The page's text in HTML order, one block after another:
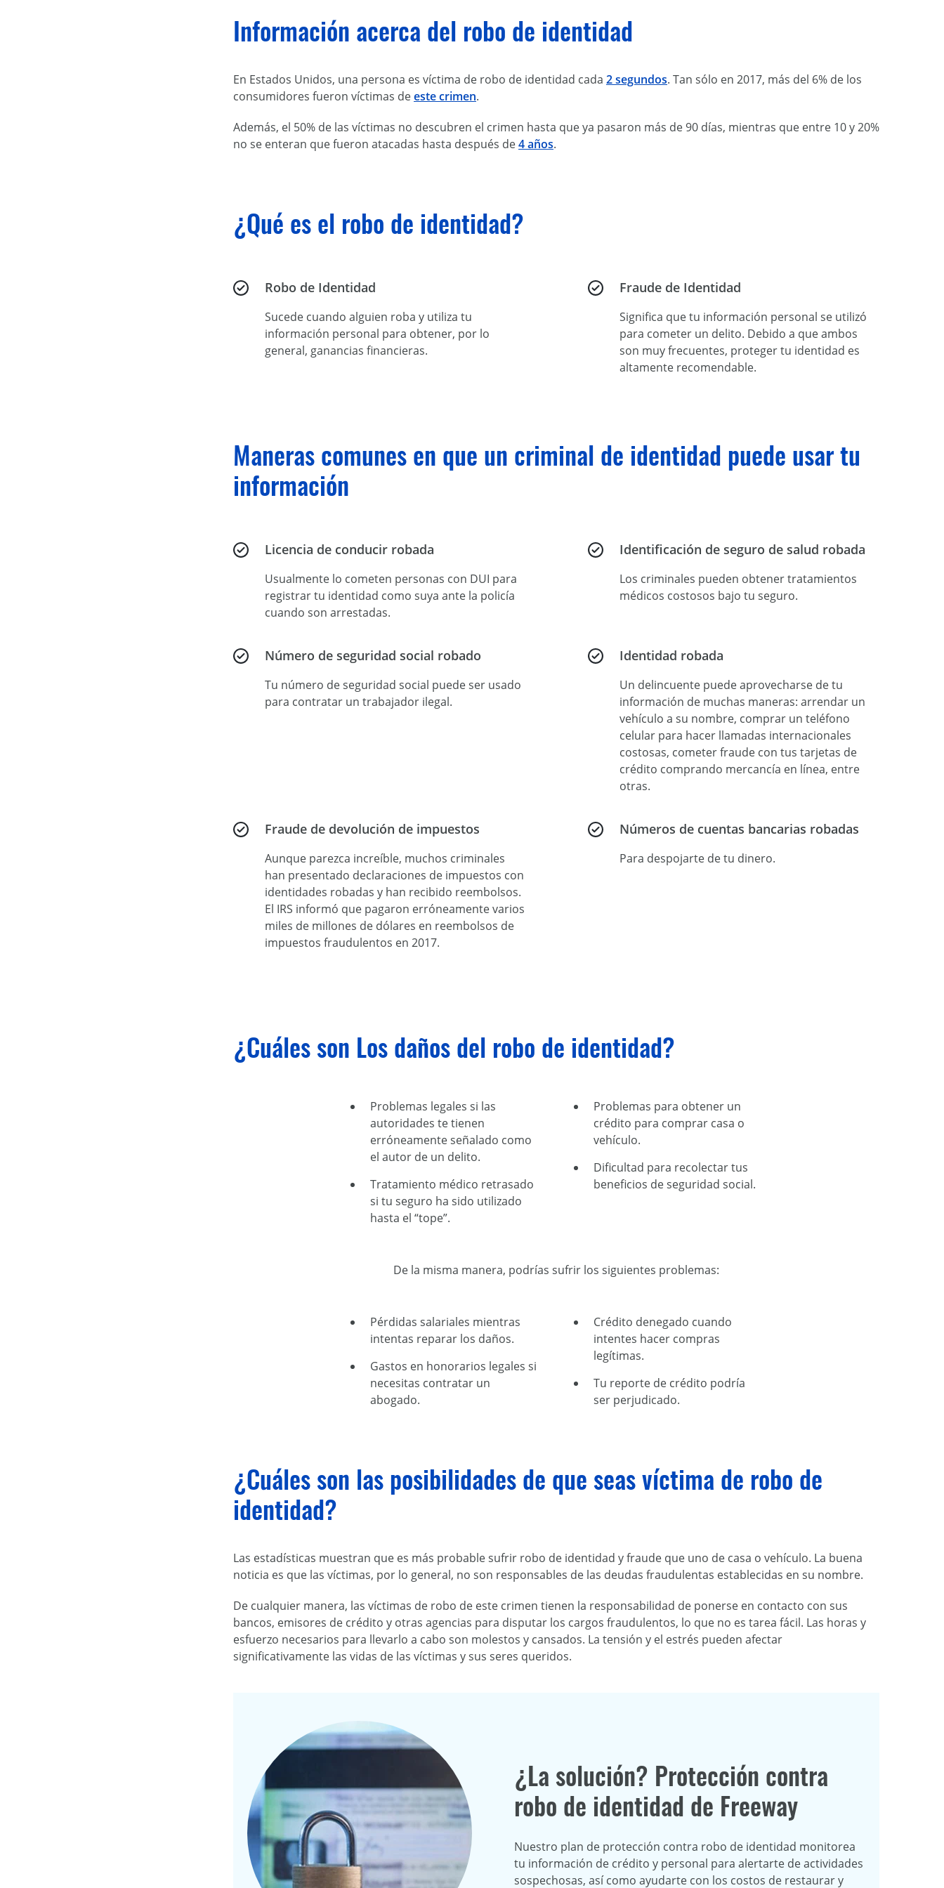
Información acerca del robo de identidad
En Estados Unidos, una persona es víctima de robo de identidad cada 2 segundos. Tan sólo en 2017, más del 6% de los
consumidores fueron víctimas deeste crimen.
Además, el 50% de las víctimas no descubren el crimen hasta que ya pasaron más de 90 días, mientras que entre 10 y 20%
no se enteran que fueron atacadas hasta después de4 años.
¿Qué es el robo de identidad?
Robo de Identidad
Sucede cuando alguien roba y utiliza tu
información personal para obtener, por lo
general, ganancias financieras.
Fraude de Identidad
Significa que tu información personal se utilizó
para cometer un delito. Debido a que ambos
son muy frecuentes, proteger tu identidad es
altamente recomendable.
Maneras comunes en que un criminal de identidad puede usar tu
información
Licencia de conducir robada
Usualmente lo cometen personas con DUI para
registrar tu identidad como suya ante la policía
cuando son arrestadas.
Identificación de seguro de salud robada
Los criminales pueden obtener tratamientos
médicos costosos bajo tu seguro.
Número de seguridad social robado
Tu número de seguridad social puede ser usado
para contratar un trabajador ilegal.
Identidad robada
Un delincuente puede aprovecharse de tu
información de muchas maneras: arrendar un
vehículo a su nombre, comprar un teléfono
celular para hacer llamadas internacionales
costosas, cometer fraude con tus tarjetas de
crédito comprando mercancía en línea, entre
otras.
Fraude de devolución de impuestos
Aunque parezca increíble, muchos criminales
han presentado declaraciones de impuestos con
identidades robadas y han recibido reembolsos.
El IRS informó que pagaron erróneamente varios
miles de millones de dólares en reembolsos de
impuestos fraudulentos en 2017.
Números de cuentas bancarias robadas
Para despojarte de tu dinero.
¿Cuáles son Los daños del robo de identidad?
Problemas legales si las
autoridades te tienen
erróneamente señalado como
el autor de un delito.
Tratamiento médico retrasado
si tu seguro ha sido utilizado
hasta el “tope”.
Problemas para obtener un
crédito para comprar casa o
vehículo.
Dificultad para recolectar tus
beneficios de seguridad social.
De la misma manera, podrías sufrir los siguientes problemas:
Pérdidas salariales mientras
intentas reparar los daños.
Gastos en honorarios legales si
necesitas contratar un
abogado.
Crédito denegado cuando
intentes hacer compras
legítimas.
Tu reporte de crédito podría
ser perjudicado.
¿Cuáles son las posibilidades de que seas víctima de robo de
identidad?
Las estadísticas muestran que es más probable sufrir robo de identidad y fraude que uno de casa o vehículo. La buena
noticia es que las víctimas, por lo general, no son responsables de las deudas fraudulentas establecidas en su nombre.
De cualquier manera, las víctimas de robo de este crimen tienen la responsabilidad de ponerse en contacto con sus
bancos, emisores de crédito y otras agencias para disputar los cargos fraudulentos, lo que no es tarea fácil. Las horas y
esfuerzo necesarios para llevarlo a cabo son molestos y cansados. La tensión y el estrés pueden afectar
significativamente las vidas de las víctimas y sus seres queridos.
¿La solución? Protección contra
robo de identidad de Freeway
Nuestro plan de protección contra robo de identidad monitorea
tu información de crédito y personal para alertarte de actividades
sospechosas, así como ayudarte con los costos de restaurar y